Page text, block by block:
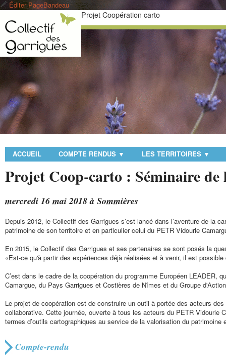
Éditer PageBandeau
Projet Coopération carto
ACCUEIL COMPTE RENDUS ▼ LES TERRITOIRES ▼
Projet Coop-carto : Séminaire de
mercredi 16 mai 2018 à Sommières
Depuis 2012, le Collectif des Garrigues s’est lancé dans l’aventure de la
patrimoine de son territoire et en particulier celui du PETR Vidourle
En 2015, le Collectif des Garrigues et ses partenaires se sont posés la
«Est-ce qu'à partir des expériences déjà réalisées et à venir, il est
C’est dans le cadre de la coopération du programme Européen LEADER,
Camargue, du Pays Garrigues et Costières de Nîmes et du Groupe
Le projet de coopération est de construire un outil à portée des acteurs
collaborative. Cette journée, ouverte à tous les acteurs du PETR Vidourle
termes d’outils cartographiques au service de la valorisation du patrimoine
Compte-rendu